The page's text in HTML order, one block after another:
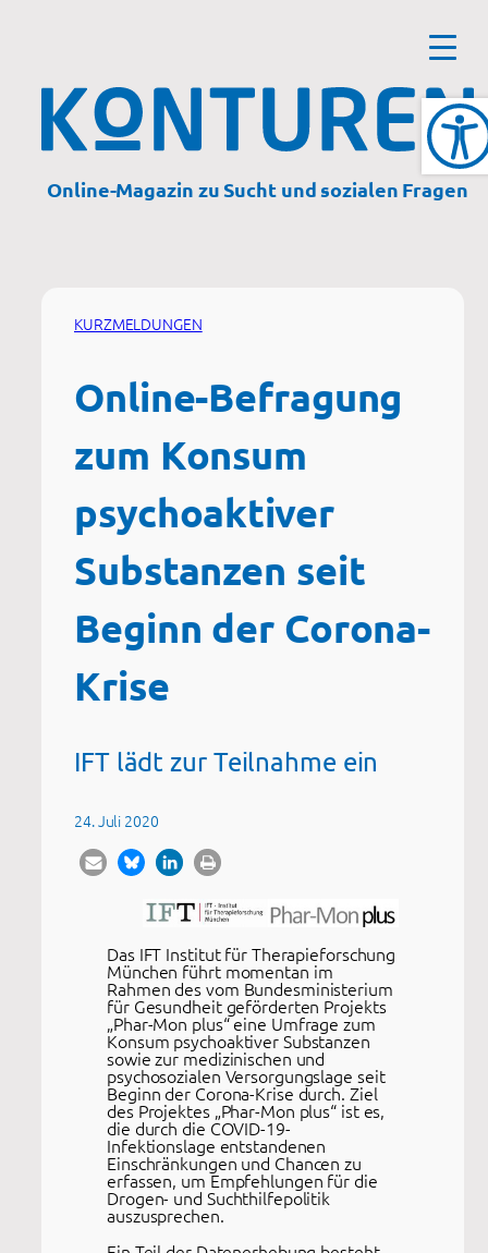
Online-Magazin zu Sucht und sozialen Fragen
KURZMELDUNGEN
Online-Befragung
zum Konsum
psychoaktiver
Substanzen seit
Beginn der Corona-
Krise
IFT lädt zur Teilnahme ein
24. Juli 2020
Das IFT Institut für Therapieforschung
München führt momentan im
Rahmen des vom Bundesministerium
für Gesundheit geförderten Projekts
„Phar-Mon plus“ eine Umfrage zum
Konsum psychoaktiver Substanzen
sowie zur medizinischen und
psychosozialen Versorgungslage seit
Beginn der Corona-Krise durch. Ziel
des Projektes „Phar-Mon plus“ ist es,
die durch die COVID-19-
Infektionslage entstandenen
Einschränkungen und Chancen zu
erfassen, um Empfehlungen für die
Drogen- und Suchthilfepolitik
auszusprechen.